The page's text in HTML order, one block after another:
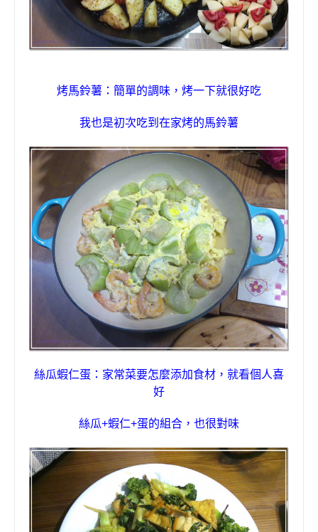
烤馬鈴薯 ： 簡單的調味 ， 烤一下就很好吃
我也是初次吃到在家烤的馬鈴薯
絲瓜蝦仁蛋 ： 家常菜要怎麼添加食材 ， 就看個人喜
好
絲瓜+蝦仁+蛋的組合 ， 也很對味